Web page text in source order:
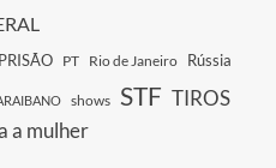
PRISÃO PT Rio de Janeiro Rússia
shows STF TIROS
a mulher